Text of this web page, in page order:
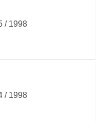
/ 1998
/ 1998